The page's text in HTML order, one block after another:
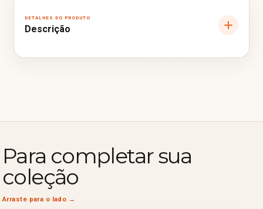
Descrição
Para completar sua
coleção